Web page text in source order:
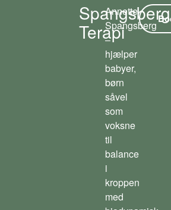
Spangsberg
Terapi
Annette
Spangsberg
–
hjælper
babyer,
børn
såvel
som
voksne
til
balance
i
kroppen
med